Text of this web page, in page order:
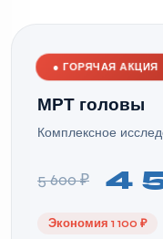
● ГОРЯЧАЯ АКЦИЯ
МРТ головы
Комплексное
5 600 ₽ 4
Экономия 1 100 ₽